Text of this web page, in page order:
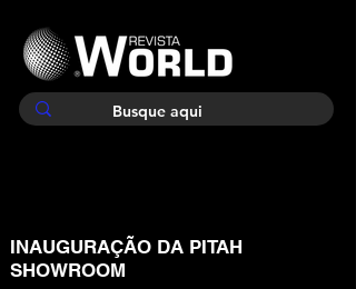
INAUGURAÇÃO DA PITAH
SHOWROOM